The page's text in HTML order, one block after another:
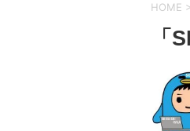
HOME >
「